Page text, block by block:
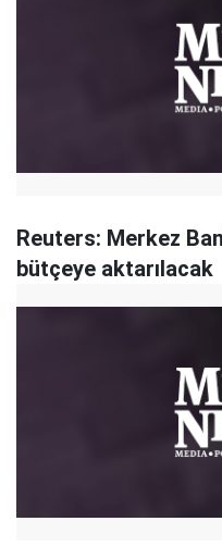
Reuters: Merkez
bütçeye aktarılacak